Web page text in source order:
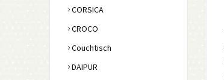
CORSICA
CROCO
Couchtisch
DAIPUR